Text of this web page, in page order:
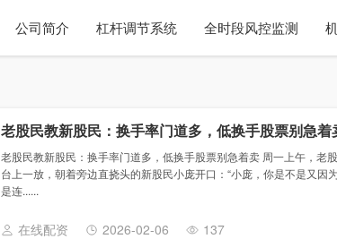
公司简介 杠杆调节系统 全时段风控监测
老股民教新股民：换手率门道多，低换手股票别急着
老股民教新股民：换手率门道多，低换手股票别急着卖 周一上午，老
台上一放，朝着旁边直挠头的新股民小庞开口：“小庞，你是不是又因
是连......
在线配资 2026-02-06 137